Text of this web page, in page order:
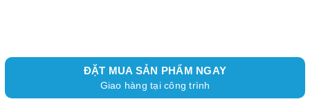
ĐẶT MUA SẢN PHẨM NGAY
Giao hàng tại công trình